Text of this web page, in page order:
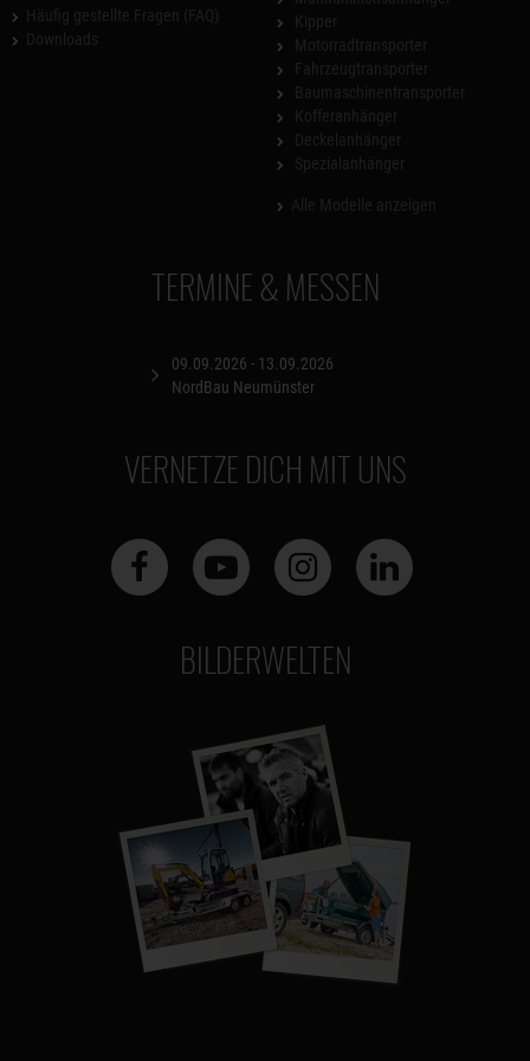
TERMINE & MESSEN
09.09.2026 - 13.09.2026
NordBau Neumünster
VERNETZE DICH MIT UNS
BILDERWELTEN